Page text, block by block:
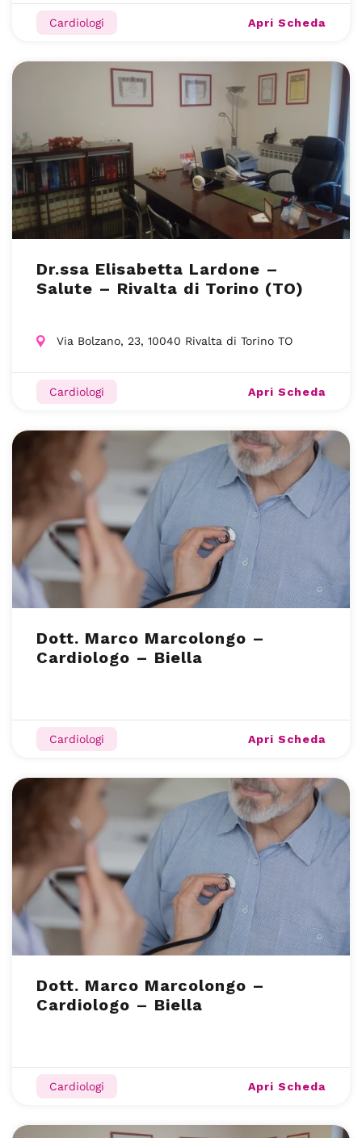
Cardiologi Apri Scheda
Dr.ssa Elisabetta Lardone –
Salute – Rivalta di Torino (TO)
Via Bolzano, 23, 10040 Rivalta di Torino TO
Cardiologi Apri Scheda
Dott. Marco Marcolongo –
Cardiologo – Biella
Cardiologi Apri Scheda
Dott. Marco Marcolongo –
Cardiologo – Biella
Cardiologi Apri Scheda